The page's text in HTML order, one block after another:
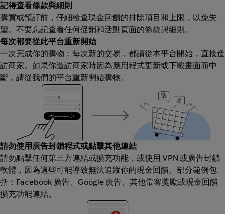
記得查看條款與細則
購買或預訂前，仔細檢查現金回饋的排除項目和上限，以免失
望。不要忘記查看任何促銷和活動頁面的條款與細則。
每次都要從此平台重新開始
一次完成你的購物：每次新的交易，都請從本平台開始，直接造
訪商家。如果你造訪商家時因為應用程式更新或下載畫面而中
斷，請從我們的平台重新開始購物。
請勿使用廣告封鎖程式或點擊其他連結
請勿點擊任何第三方連結或擴充功能，或使用 VPN 或廣告封鎖
軟體，因為這些可能導致無法追蹤你的現金回饋。部分範例包
括：Facebook 廣告、Google 廣告、其他常客獎勵或現金回饋
擴充功能連結。